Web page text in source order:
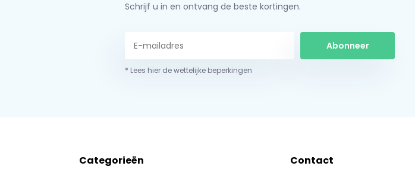
Schrijf u in en ontvang de beste kortingen.
Abonneer
* Lees hier de wettelijke beperkingen
Categorieën Contact